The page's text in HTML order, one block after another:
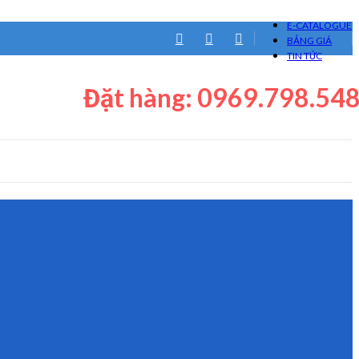
E-CATALOGUE
BẢNG GIÁ
TIN TỨC
Đặt hàng: